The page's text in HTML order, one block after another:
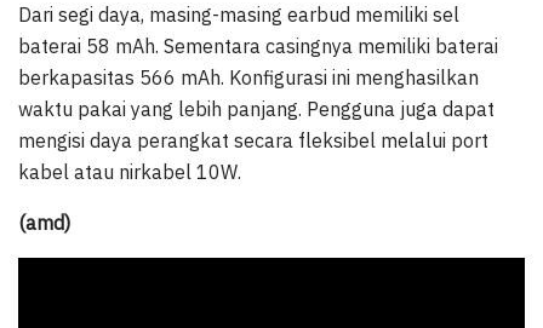
Dari segi daya, masing-masing earbud memiliki sel
baterai 58 mAh. Sementara casingnya memiliki baterai
berkapasitas 566 mAh. Konfigurasi ini menghasilkan
waktu pakai yang lebih panjang. Pengguna juga dapat
mengisi daya perangkat secara fleksibel melalui port
kabel atau nirkabel 10W.
(amd)